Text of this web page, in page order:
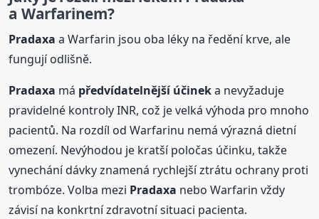
a Warfarinem?
Pradaxa a Warfarin jsou oba léky na ředění krve, ale
fungují odlišně.
Pradaxa má předvídatelnější účineka nevyžaduje
pravidelné kontroly INR, což je velká výhoda pro mnoho
pacientů. Na rozdíl od Warfarinu nemá výrazná dietní
omezení. Nevýhodou je kratší poločas účinku, takže
vynechání dávky znamená rychlejší ztrátu ochrany proti
trombóze. Volba mezi Pradaxa nebo Warfarin vždy
závisí na konkrtní zdravotní situaci pacienta.